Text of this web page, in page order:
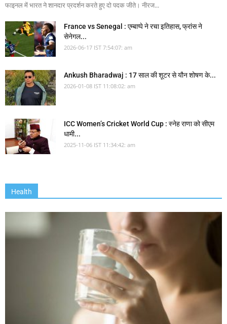
फाइनल में भारत ने शानदार प्रदर्शन करते हुए दो पदक जीते। नीरज...
France vs Senegal : एम्बाप्पे ने रचा इतिहास, फ्रांस ने
सेनेगल...
2026-06-17 IST 7:54:07: am
Ankush Bharadwaj : 17 साल की शूटर से यौन शोषण के...
2026-01-08 IST 11:08:02: am
ICC Women’s Cricket World Cup : स्नेह राणा को सीएम
धामी...
2025-11-06 IST 11:34:42: am
Health